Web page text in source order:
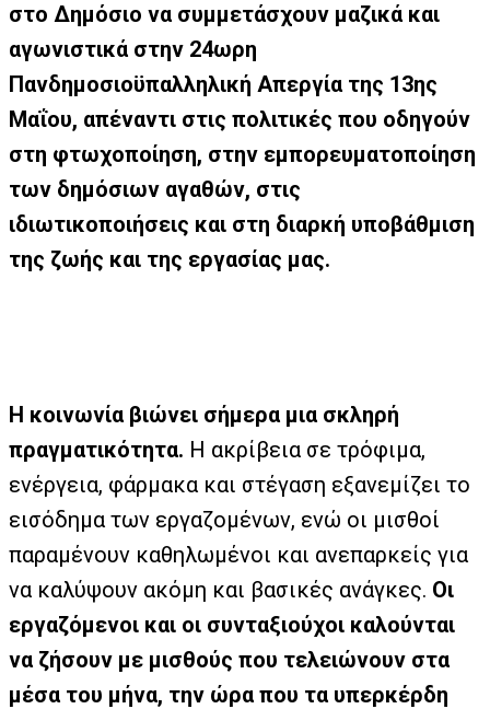
στο Δημόσιο να συμμετάσχουν μαζικά και
αγωνιστικά στην 24ωρη
Πανδημοσιοϋπαλληλική Απεργία της 13ης
Μαΐου, απέναντι στις πολιτικές που οδηγούν
στη φτωχοποίηση, στην εμπορευματοποίηση
των δημόσιων αγαθών, στις
ιδιωτικοποιήσεις και στη διαρκή υποβάθμιση
της ζωής και της εργασίας μας.
Η κοινωνία βιώνει σήμερα μια σκληρή
πραγματικότητα. Η ακρίβεια σε τρόφιμα,
ενέργεια, φάρμακα και στέγαση εξανεμίζει το
εισόδημα των εργαζομένων, ενώ οι μισθοί
παραμένουν καθηλωμένοι και ανεπαρκείς για
να καλύψουν ακόμη και βασικές ανάγκες. Οι
εργαζόμενοι και οι συνταξιούχοι καλούνται
να ζήσουν με μισθούς που τελειώνουν στα
μέσα του μήνα, την ώρα που τα υπερκέρδη